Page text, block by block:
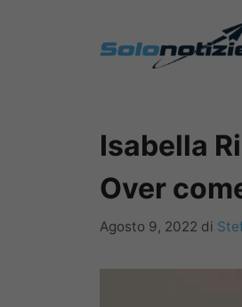
Isabella
Over
Agosto 9, 2022 di